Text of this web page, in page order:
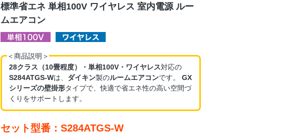
標準省エネ 単相100V ワイヤレス 室内電源 ルー
ムエアコン
＜商品説明＞
28クラス（10畳程度）・単相100V・ワイヤレス対応の
S284ATGS-Wは、 ダイキン製のルームエアコンです。 GX
シリーズの壁掛形タイプで、快適で省エネ性の高い空間づ
くりをサポートします。
セット型番：S284ATGS-W